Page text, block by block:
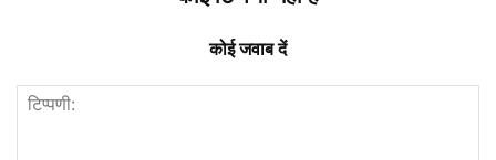
कोई जवाब दें